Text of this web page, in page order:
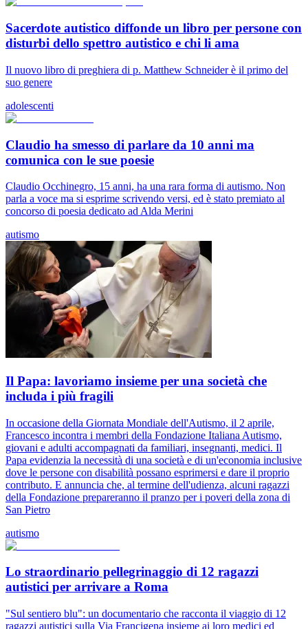
Sacerdote autistico diffonde un libro per persone con
disturbi dello spettro autistico e chi li ama
Il nuovo libro di preghiera di p. Matthew Schneider è il primo del
suo genere
adolescenti
Claudio ha smesso di parlare da 10 anni ma
comunica con le sue poesie
Claudio Occhinegro, 15 anni, ha una rara forma di autismo. Non
parla a voce ma si esprime scrivendo versi, ed è stato premiato al
concorso di poesia dedicato ad Alda Merini
autismo
Il Papa: lavoriamo insieme per una società che
includa i più fragili
In occasione della Giornata Mondiale dell'Autismo, il 2 aprile,
Francesco incontra i membri della Fondazione Italiana Autismo,
giovani e adulti accompagnati da familiari, insegnanti, medici. Il
Papa evidenzia la necessità di una società e di un'economia inclusive
dove le persone con disabilità possano esprimersi e dare il proprio
contributo. E annuncia che, al termine dell'udienza, alcuni ragazzi
della Fondazione prepareranno il pranzo per i poveri della zona di
San Pietro
autismo
Lo straordinario pellegrinaggio di 12 ragazzi
autistici per arrivare a Roma
"Sul sentiero blu": un documentario che racconta il viaggio di 12
ragazzi autistici sulla Via Francigena insieme ai loro medici ed